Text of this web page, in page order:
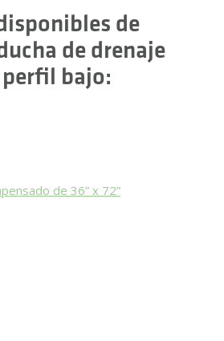
de
de drenaje
bajo:
de 36” x 72”